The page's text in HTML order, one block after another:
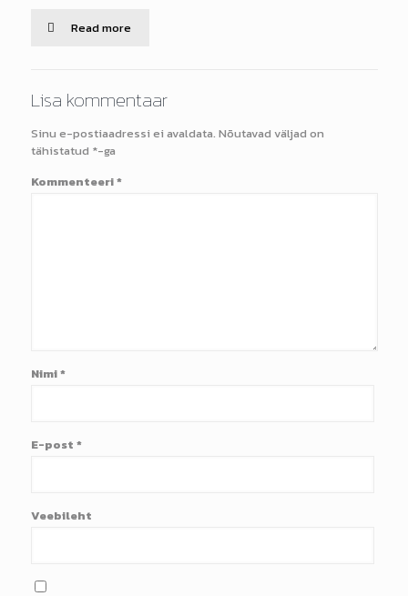
Read more
Lisa kommentaar
Sinu e-postiaadressi ei avaldata. Nõutavad väljad on
tähistatud *-ga
Kommenteeri*
Nimi*
E-post *
Veebileht